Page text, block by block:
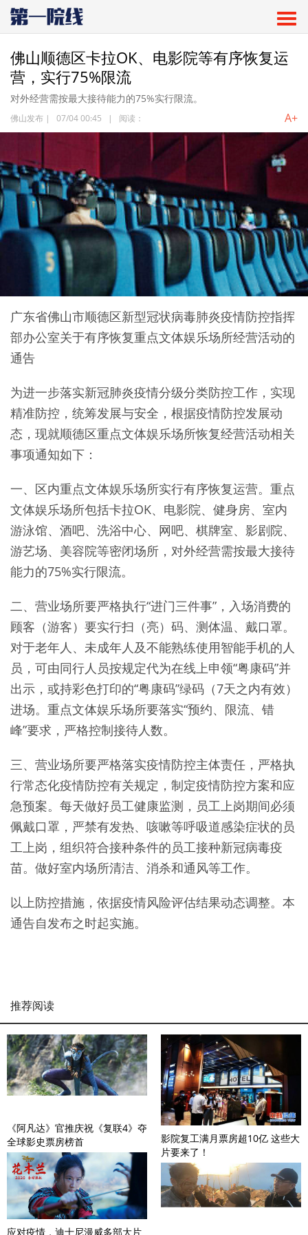
佛山顺德区卡拉OK、电影院等有序恢复运
营，实行75%限流
对外经营需按最大接待能力的75%实行限流。
佛山发布 | 07/04 00:45 | 阅读： A+
广东省佛山市顺德区新型冠状病毒肺炎疫情防控指挥
部办公室关于有序恢复重点文体娱乐场所经营活动的
通告
为进一步落实新冠肺炎疫情分级分类防控工作，实现
精准防控，统筹发展与安全，根据疫情防控发展动
态，现就顺德区重点文体娱乐场所恢复经营活动相关
事项通知如下：
一、区内重点文体娱乐场所实行有序恢复运营。重点
文体娱乐场所包括卡拉OK、电影院、健身房、室内
游泳馆、酒吧、洗浴中心、网吧、棋牌室、影剧院、
游艺场、美容院等密闭场所，对外经营需按最大接待
能力的75%实行限流。
二、营业场所要严格执行“进门三件事”，入场消费的
顾客（游客）要实行扫（亮）码、测体温、戴口罩。
对于老年人、未成年人及不能熟练使用智能手机的人
员，可由同行人员按规定代为在线上申领“粤康码”并
出示，或持彩色打印的“粤康码”绿码（7天之内有效）
进场。重点文体娱乐场所要落实“预约、限流、错
峰”要求，严格控制接待人数。
三、营业场所要严格落实疫情防控主体责任，严格执
行常态化疫情防控有关规定，制定疫情防控方案和应
急预案。每天做好员工健康监测，员工上岗期间必须
佩戴口罩，严禁有发热、咳嗽等呼吸道感染症状的员
工上岗，组织符合接种条件的员工接种新冠病毒疫
苗。做好室内场所清洁、消杀和通风等工作。
以上防控措施，依据疫情风险评估结果动态调整。本
通告自发布之时起实施。
推荐阅读
《阿凡达》官推庆祝《复联4》夺
全球影史票房榜首
应对疫情，迪士尼漫威多部大片
影院复工满月票房超10亿 这些大
片要来了！